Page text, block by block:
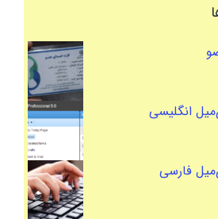
انگلیسی
فارسی